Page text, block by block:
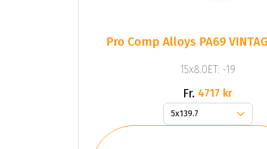
Pro Comp Alloys PA69
15x8.0ET: -19
Fr. 4717 kr